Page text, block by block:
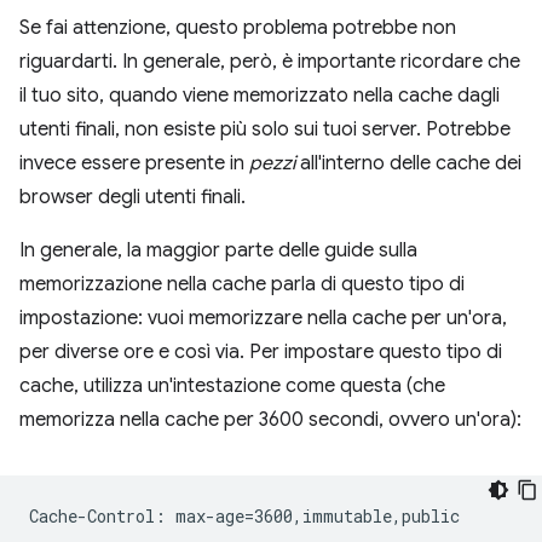
Se fai attenzione, questo problema potrebbe non
riguardarti. In generale, però, è importante ricordare che
il tuo sito, quando viene memorizzato nella cache dagli
utenti finali, non esiste più solo sui tuoi server. Potrebbe
invece essere presente in pezziall'interno delle cache dei
browser degli utenti finali.
In generale, la maggior parte delle guide sulla
memorizzazione nella cache parla di questo tipo di
impostazione: vuoi memorizzare nella cache per un'ora,
per diverse ore e così via. Per impostare questo tipo di
cache, utilizza un'intestazione come questa (che
memorizza nella cache per 3600 secondi, ovvero un'ora):